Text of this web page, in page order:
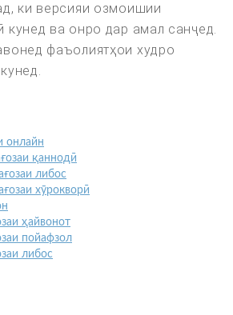
ки версияи озмоишии
кунед ва онро дар амал санҷед.
фаъолиятҳои худро
онлайн
қаннодӣ
либос
хӯрокворӣ
ҳайвонот
пойафзол
либос